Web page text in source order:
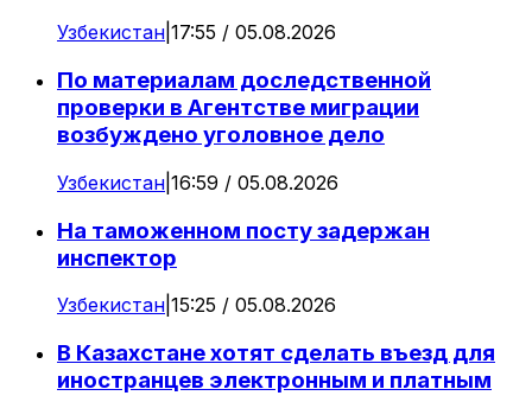
Узбекистан 17:55 / 05.08.2026
По материалам доследственной
проверки в Агентстве миграции
возбуждено уголовное дело
Узбекистан 16:59 / 05.08.2026
На таможенном посту задержан
инспектор
Узбекистан 15:25 / 05.08.2026
В Казахстане хотят сделать въезд для
иностранцев электронным и платным